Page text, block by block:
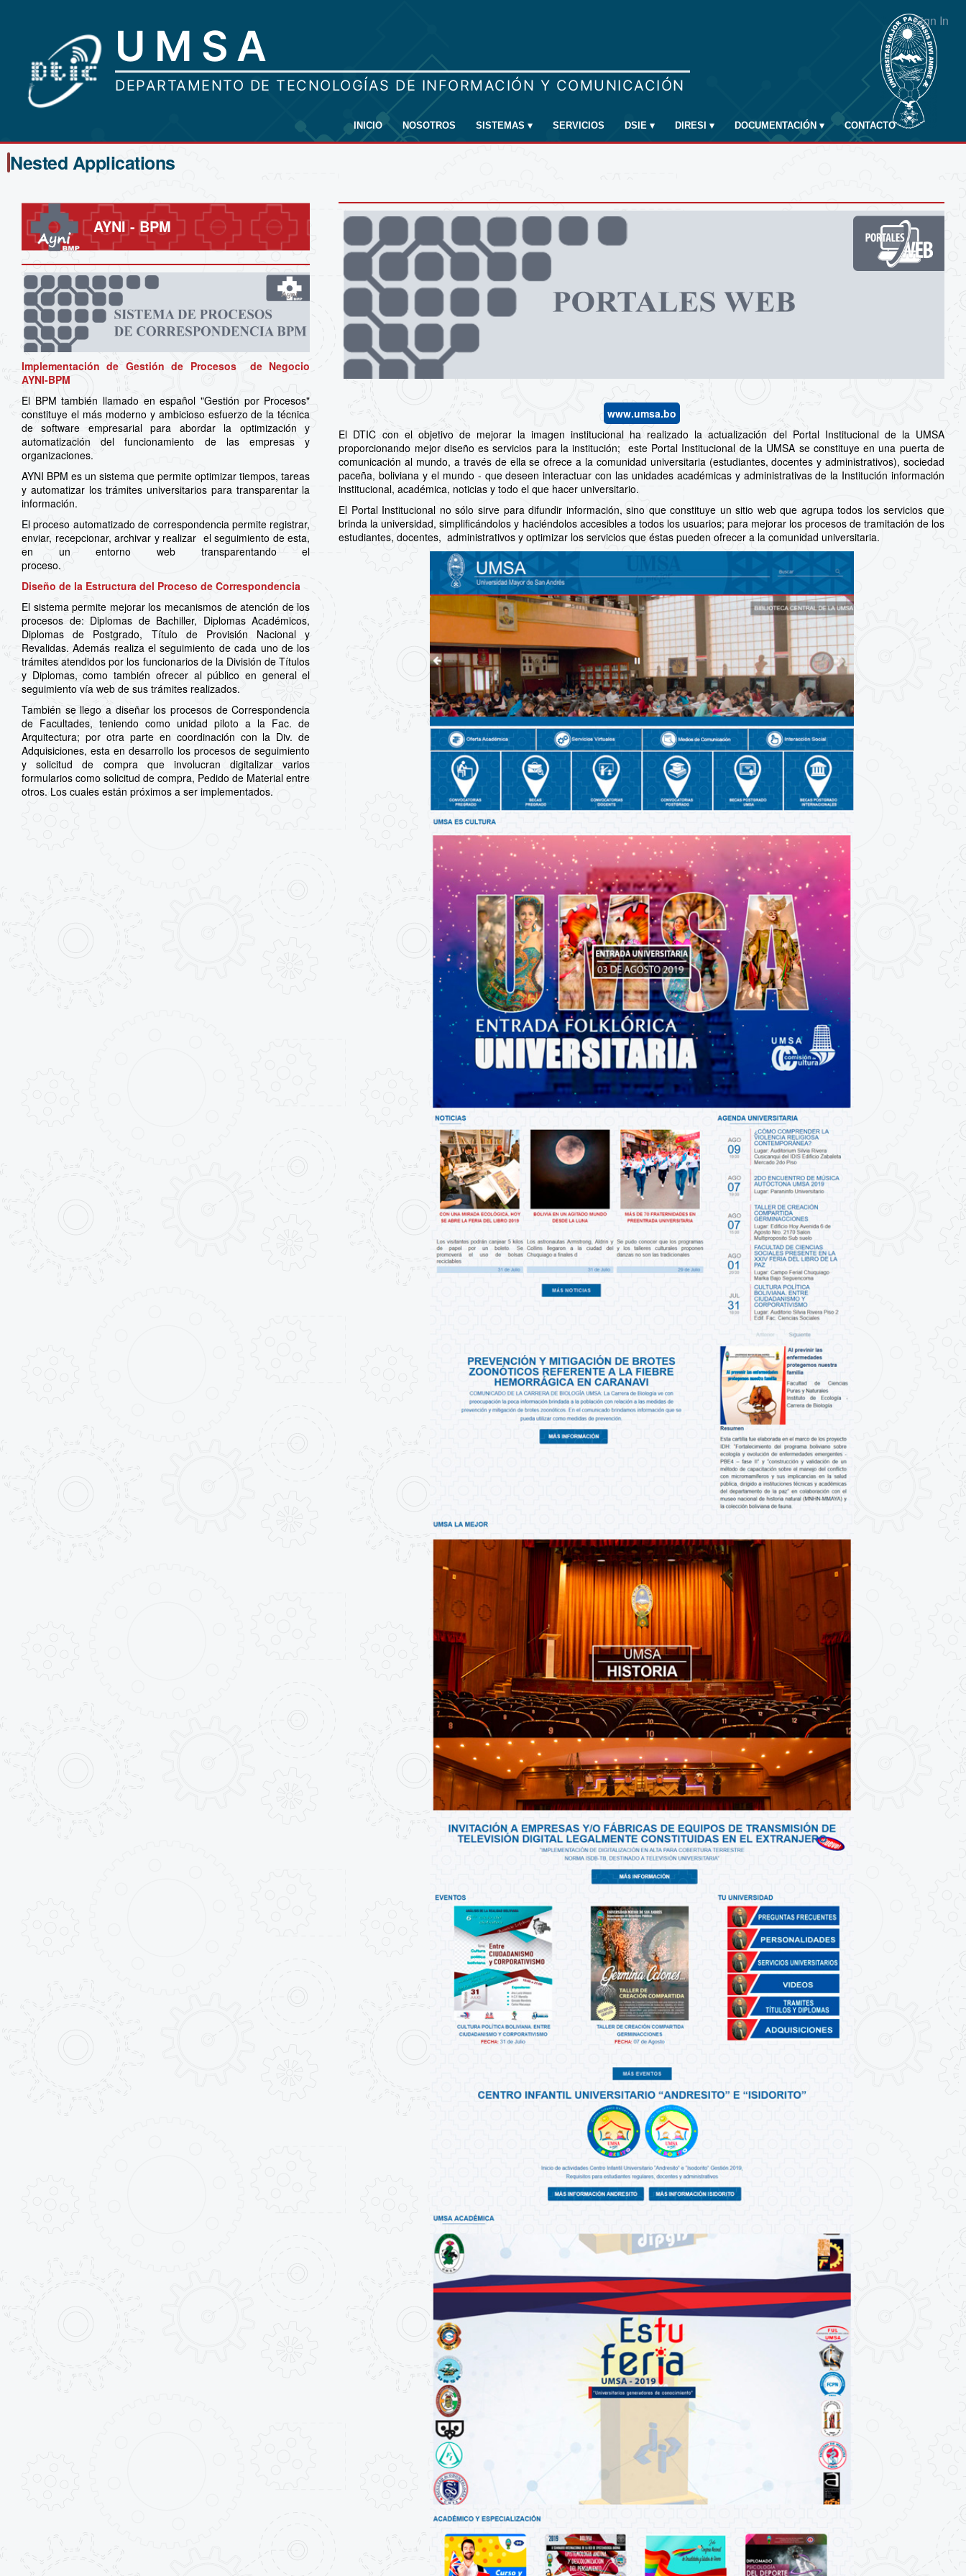
Sign In
INICIO NOSOTROS SISTEMAS ▾ SERVICIOS DSIE ▾ DIRESI ▾ DOCUMENTACIÓN ▾ CONTACTO
Nested Applications
AYNI - BPM
Implementación de Gestión de Procesos de Negocio
AYNI-BPM
El BPM también llamado en español "Gestión por Procesos"
constituye el más moderno y ambicioso esfuerzo de la técnica
de software empresarial para abordar la optimización y
automatización del funcionamiento de las empresas y
organizaciones.
AYNI BPM es un sistema que permite optimizar tiempos, tareas
y automatizar los trámites universitarios para transparentar la
información.
El proceso automatizado de correspondencia permite registrar,
enviar, recepcionar, archivar y realizar el seguimiento de esta,
en un entorno web transparentando el
proceso.
Diseño de la Estructura del Proceso de Correspondencia
El sistema permite mejorar los mecanismos de atención de los
procesos de: Diplomas de Bachiller, Diplomas Académicos,
Diplomas de Postgrado, Título de Provisión Nacional y
Revalidas. Además realiza el seguimiento de cada uno de los
trámites atendidos por los funcionarios de la División de Títulos
y Diplomas, como también ofrecer al público en general el
seguimiento vía web de sus trámites realizados.
También se llego a diseñar los procesos de Correspondencia
de Facultades, teniendo como unidad piloto a la Fac. de
Arquitectura; por otra parte en coordinación con la Div. de
Adquisiciones, esta en desarrollo los procesos de seguimiento
y solicitud de compra que involucran digitalizar varios
formularios como solicitud de compra, Pedido de Material entre
otros. Los cuales están próximos a ser implementados.
www.umsa.bo
El DTIC con el objetivo de mejorar la imagen institucional ha realizado la actualización del Portal Institucional de la UMSA
proporcionando mejor diseño es servicios para la institución; este Portal Institucional de la UMSA se constituye en una puerta de
comunicación al mundo, a través de ella se ofrece a la comunidad universitaria (estudiantes, docentes y administrativos), sociedad
paceña, boliviana y el mundo - que deseen interactuar con las unidades académicas y administrativas de la Institución información
institucional, académica, noticias y todo el que hacer universitario.
El Portal Institucional no sólo sirve para difundir información, sino que constituye un sitio web que agrupa todos los servicios que
brinda la universidad, simplificándolos y haciéndolos accesibles a todos los usuarios; para mejorar los procesos de tramitación de los
estudiantes, docentes, administrativos y optimizar los servicios que éstas pueden ofrecer a la comunidad universitaria.